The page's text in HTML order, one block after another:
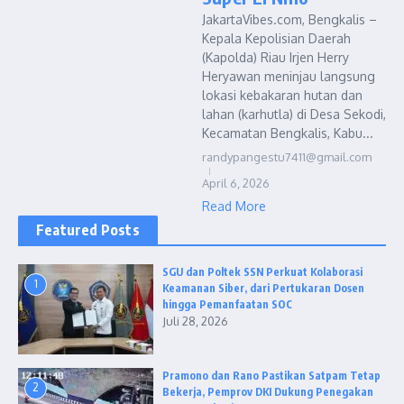
JakartaVibes.com, Bengkalis –
Kepala Kepolisian Daerah
(Kapolda) Riau Irjen Herry
Heryawan meninjau langsung
lokasi kebakaran hutan dan
lahan (karhutla) di Desa Sekodi,
Kecamatan Bengkalis, Kabu...
randypangestu7411@gmail.com
April 6, 2026
Read More
Featured Posts
1
SGU dan Poltek SSN Perkuat Kolaborasi
Keamanan Siber, dari Pertukaran Dosen
hingga Pemanfaatan SOC
Juli 28, 2026
2
Pramono dan Rano Pastikan Satpam Tetap
Bekerja, Pemprov DKI Dukung Penegakan